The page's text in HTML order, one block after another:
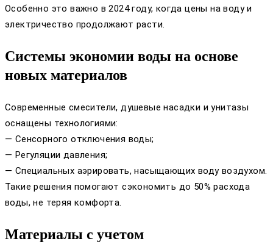
Особенно это важно в 2024 году, когда цены на воду и
электричество продолжают расти.
Системы экономии воды на основе
новых материалов
Современные смесители, душевые насадки и унитазы
оснащены технологиями:
— Сенсорного отключения воды;
— Регуляции давления;
— Специальных аэрировать, насыщающих воду воздухом.
Такие решения помогают сэкономить до 50% расхода
воды, не теряя комфорта.
Материалы с учетом